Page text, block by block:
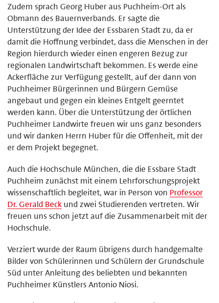
Zudem sprach Georg Huber aus Puchheim-Ort als
Obmann des Bauernverbands. Er sagte die
Unterstützung der Idee der Essbaren Stadt zu, da er
damit die Hoffnung verbindet, dass die Menschen in der
Region hierdurch wieder einen engeren Bezug zur
regionalen Landwirtschaft bekommen. Es werde eine
Ackerfläche zur Verfügung gestellt, auf der dann von
Puchheimer Bürgerinnen und Bürgern Gemüse
angebaut und gegen ein kleines Entgelt geerntet
werden kann. Über die Unterstützung der örtlichen
Puchheimer Landwirte freuen wir uns ganz besonders
und wir danken Herrn Huber für die Offenheit, mit der
er dem Projekt begegnet.
Auch die Hochschule München, die die Essbare Stadt
Puchheim zunächst mit einem Lehrforschungsprojekt
wissenschaftlich begleitet, war in Person von Professor
Dr. Gerald Beck und zwei Studierenden vertreten. Wir
freuen uns schon jetzt auf die Zusammenarbeit mit der
Hochschule.
Verziert wurde der Raum übrigens durch handgemalte
Bilder von Schülerinnen und Schülern der Grundschule
Süd unter Anleitung des beliebten und bekannten
Puchheimer Künstlers Antonio Niosi.